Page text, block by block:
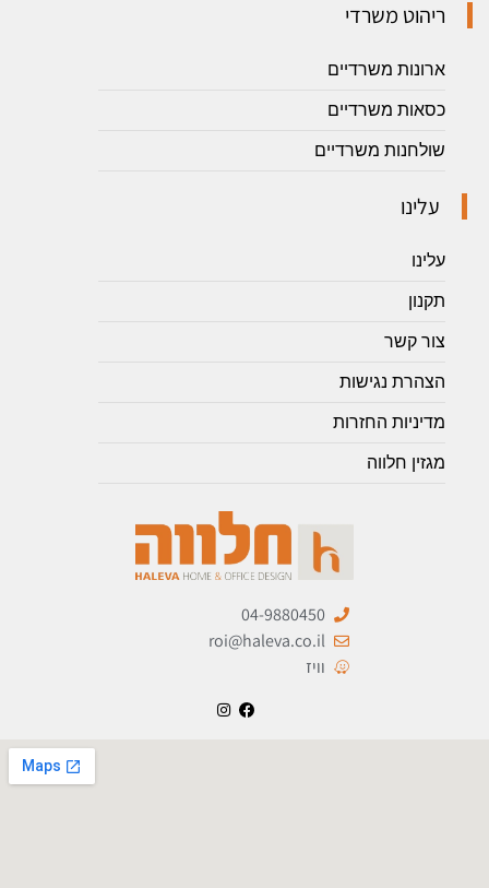
ריהוט משרדי
ארונות משרדיים
כסאות משרדיים
שולחנות משרדיים
עלינו
עלינו
תקנון
צור קשר
הצהרת נגישות
מדיניות החזרות
מגזין חלווה
04-9880450
roi@haleva.co.il
וויז